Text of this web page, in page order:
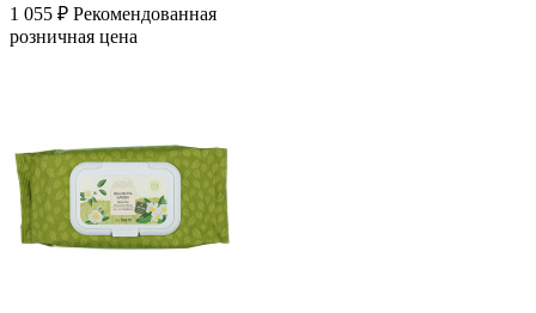
1 055 ₽ Рекомендованная
розничная цена